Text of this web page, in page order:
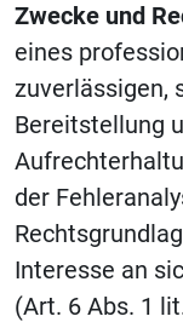
Zwecke und
eines
zuverlässigen,
Bereitstellung
der
Interesse an
(Art. 6 Abs. 1